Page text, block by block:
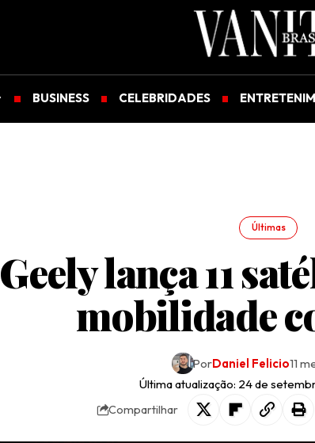
BUSINESS CELEBRIDADES
Últimas
Geely lança 11
mobilidade
Última atualização: 24 de
PorDaniel Felicio11
Compartilhar